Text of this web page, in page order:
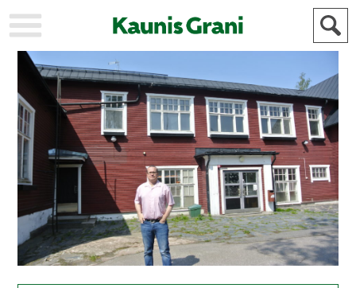
KAUPUNKI
STADEN
AJANKOHTAISTA
AKTUELLT
URHEILU
IDROTT
KULTTUURI
KULTUR
HISTORIA
HISTORIA
YLEINEN
ALLMÄN
MAINOSTAJILLE
FÖR
ANNONSÖRER